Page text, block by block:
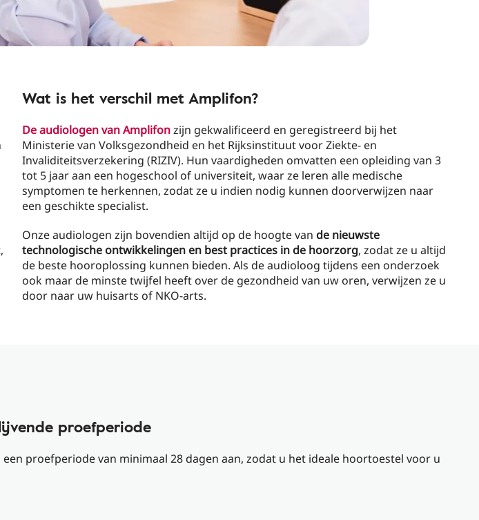
Wat is het verschil met Amplifon?
De audiologen van Amplifonzijn gekwalificeerd en geregistreerd bij het
Ministerie van Volksgezondheid en het Rijksinstituut voor Ziekte- en
Invaliditeitsverzekering (RIZIV). Hun vaardigheden omvatten een opleiding van 3
tot 5 jaar aan een hogeschool of universiteit, waar ze leren alle medische
symptomen te herkennen, zodat ze u indien nodig kunnen doorverwijzen naar
een geschikte specialist.
Onze audiologen zijn bovendien altijd op de hoogte van de nieuwste
technologische ontwikkelingen en best practices in de hoorzorg, zodat ze u altijd
de beste hooroplossing kunnen bieden. Als de audioloog tijdens een onderzoek
ook maar de minste twijfel heeft over de gezondheid van uw oren, verwijzen ze u
door naar uw huisarts of NKO-arts.
proefperiode
proefperiode van minimaal 28 dagen aan, zodat u het ideale hoortoestel voor u